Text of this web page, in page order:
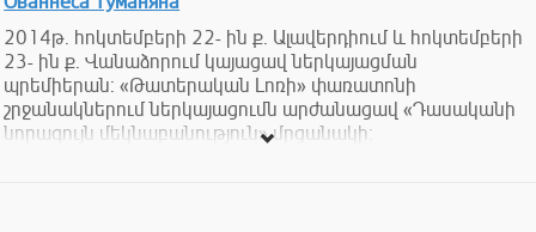
2014թ. հոկտեմբերի 22- ին ք. Ալավերդիում և հոկտեմբերի
23- ին ք. Վանաձորում կայացավ ներկայացման
պրեմիերան: «Թատերական Լոռի» փառատոնի
շրջանակներում ներկայացումն արժանացավ «Դասականի
նորագույն մեկնաբանություն» մրցանակի: